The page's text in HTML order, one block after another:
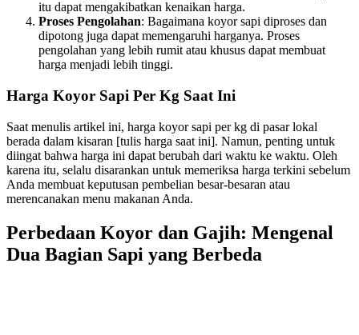
itu dapat mengakibatkan kenaikan harga.
Proses Pengolahan: Bagaimana koyor sapi diproses dan
dipotong juga dapat memengaruhi harganya. Proses
pengolahan yang lebih rumit atau khusus dapat membuat
harga menjadi lebih tinggi.
Harga Koyor Sapi Per Kg Saat Ini
Saat menulis artikel ini, harga koyor sapi per kg di pasar lokal
berada dalam kisaran [tulis harga saat ini]. Namun, penting untuk
diingat bahwa harga ini dapat berubah dari waktu ke waktu. Oleh
karena itu, selalu disarankan untuk memeriksa harga terkini sebelum
Anda membuat keputusan pembelian besar-besaran atau
merencanakan menu makanan Anda.
Perbedaan Koyor dan Gajih: Mengenal
Dua Bagian Sapi yang Berbeda